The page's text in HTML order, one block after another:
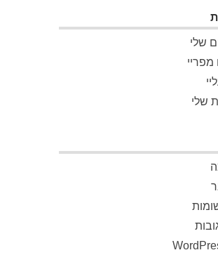
שלי
שלי